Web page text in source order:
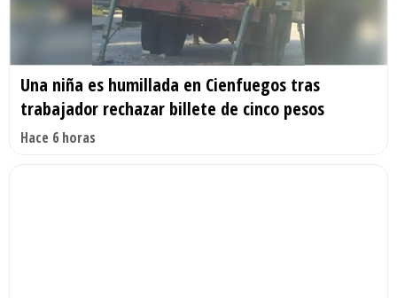
Una niña es humillada en Cienfuegos tras
trabajador rechazar billete de cinco pesos
Hace 6 horas